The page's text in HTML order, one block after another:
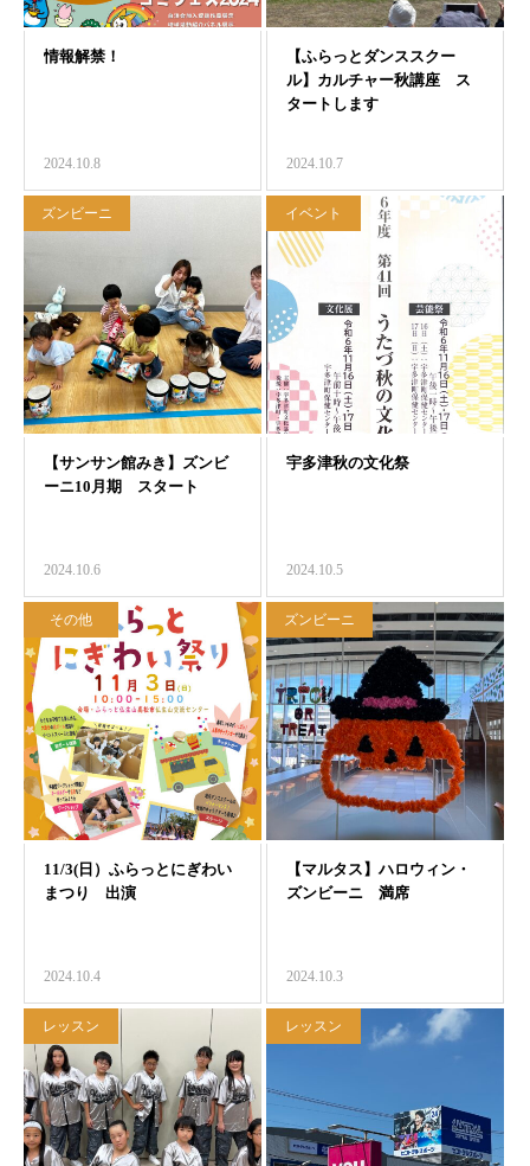
2024.10.8 2024.10.7
ズンビーニ
2024.10.6
イベント
2024.10.5
その他
2024.10.4
ズンビーニ
2024.10.3
レッスン レッスン